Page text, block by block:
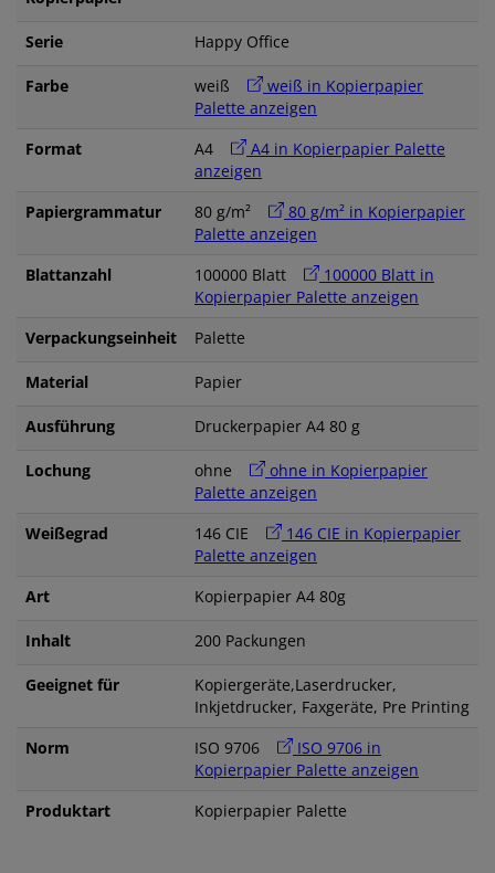
Serie Happy Office
Farbe weiß
weiß in Kopierpapier
Palette anzeigen
Format
A4
A4 in Kopierpapier Palette
anzeigen
Papiergrammatur
80 g/m²
80 g/m² in Kopierpapier
Palette anzeigen
Blattanzahl
100000 Blatt
100000 Blatt in
Kopierpapier Palette anzeigen
Verpackungseinheit
Palette
Material Papier
Ausführung Druckerpapier A4 80 g
Lochung ohne
ohne in Kopierpapier
Palette anzeigen
Weißegrad
146 CIE
146 CIE in Kopierpapier
Palette anzeigen
Art
Kopierpapier A4 80g
Inhalt 200 Packungen
Geeignet für
Kopiergeräte,Laserdrucker,
Inkjetdrucker, Faxgeräte, Pre Printing
Norm
ISO 9706
ISO 9706 in
Kopierpapier Palette anzeigen
Produktart
Kopierpapier Palette